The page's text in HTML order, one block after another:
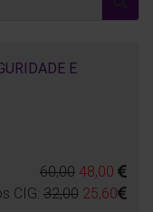
E
60,00 48,00
CIG: 32,00 25,60